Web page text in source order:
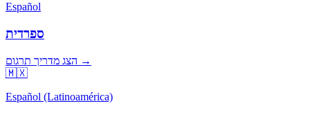
Español
ספרדית
הצג מדריך תרגום →
🇲🇽
Español (Latinoamérica)